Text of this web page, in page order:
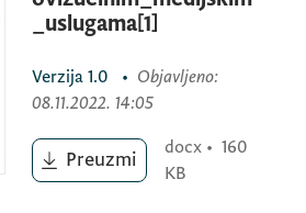
javnosti i svim drugim
licima da se uključe u javnu
_uslugama[1]
Verzija 1.0 • Objavljeno:
08.11.2022. 14:05
Preuzmi
docx • 160
KB